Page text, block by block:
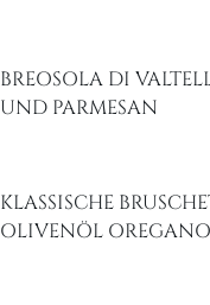
BREOSOLA DI
UND PARMESAN
KLASSISCHE
OLIVENÖL OREGANO